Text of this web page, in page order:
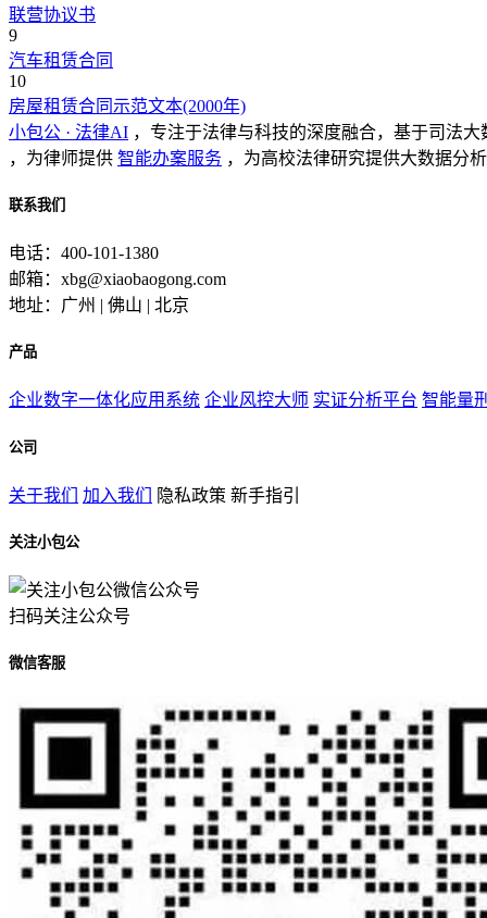
联营协议书
9
汽车租赁合同
10
房屋租赁合同示范文本(2000年)
小包公 · 法律AI ，专注于法律与科技的深度融合，基于司法
，为律师提供 智能办案服务 ，为高校法律研究提供大数据分
联系我们
电话：400-101-1380
邮箱：xbg@xiaobaogong.com
地址：广州 | 佛山 | 北京
产品
企业数字一体化应用系统 企业风控大师 实证分析平台 智能量
公司
关于我们 加入我们 隐私政策 新手指引
关注小包公
扫码关注公众号
微信客服